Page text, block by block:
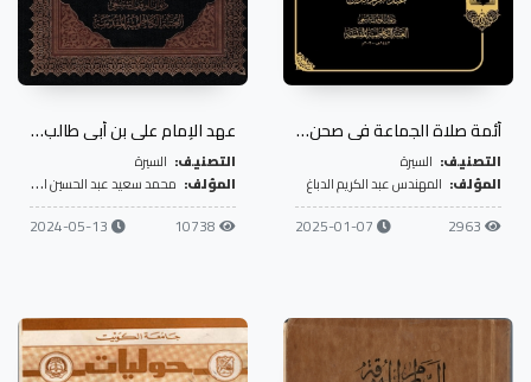
أئمة صلاة الجماعة في صحن الإمامين الكاظمين في القرنين الثالث عشر والرابع عشر الهجريين
التصنيف: السيرة
المؤلف: المهندس عبد الكريم الدباغ
2963
2025-01-07
عهد الإمام علي بن أبي طالب إلى مالك الأشتر
التصنيف: السيرة
المؤلف: محمد سعيد عبد الحسين الكاظمي
10738
2024-05-13